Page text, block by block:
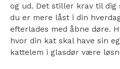
og ud. Det stiller krav til dig
du er mere låst i din
efterlades med åbne døre.
hvor din kat skal have sin
kattelem i glasdør være